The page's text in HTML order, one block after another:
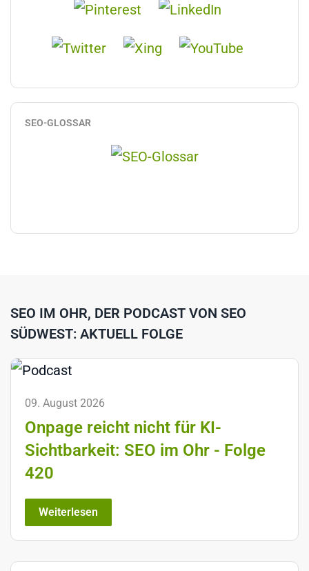
SEO-GLOSSAR
SEO IM OHR, DER PODCAST VON SEO
SÜDWEST: AKTUELL FOLGE
09. August 2026
Onpage reicht nicht für KI-
Sichtbarkeit: SEO im Ohr - Folge
420
Weiterlesen